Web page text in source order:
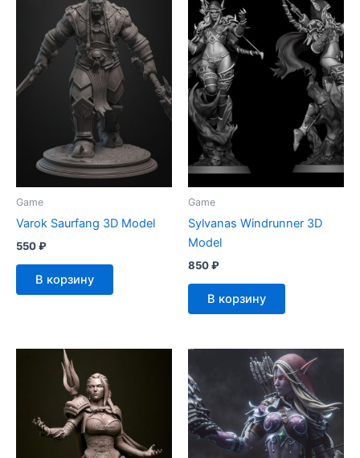
Game
Varok Saurfang 3D Model
550₽
В корзину
Game
Sylvanas Windrunner 3D
Model
850₽
В корзину